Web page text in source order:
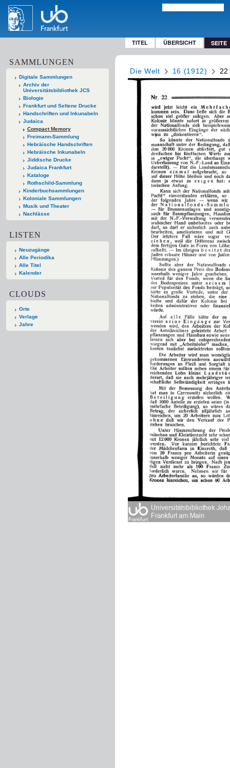
TITEL ÜBERSICHT SEITE
SAMMLUNGEN
Digitale Sammlungen
Archiv der
Universitätsbibliothek JCS
Biologie
Frankfurt und Seltene Drucke
Handschriften und Inkunabeln
Judaica
Compact Memory
Freimann-Sammlung
Hebräische Handschriften
Hebräische Inkunabeln
Jiddische Drucke
Judaica Frankfurt
Kataloge
Rothschild-Sammlung
Kinderbuchsammlungen
Koloniale Sammlungen
Musik und Theater
Nachlässe
LISTEN
Neuzugänge
Alle Periodika
Alle Titel
Kalender
CLOUDS
Orte
Verlage
Jahre
Die Welt 16 (1912)